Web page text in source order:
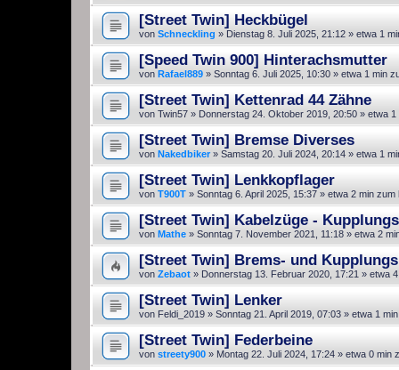
[Street Twin] Heckbügel
von Schneckling » Dienstag 8. Juli 2025, 21:12 » etwa 1
[Speed Twin 900] Hinterachsmutter
von Rafael889 » Sonntag 6. Juli 2025, 10:30 » etwa 1 min
[Street Twin] Kettenrad 44 Zähne
von Twin57 » Donnerstag 24. Oktober 2019, 20:50 » etwa 1
[Street Twin] Bremse Diverses
von Nakedbiker» Samstag 20. Juli 2024, 20:14 » etwa 1
[Street Twin] Lenkkopflager
von T900T » Sonntag 6. April 2025, 15:37 » etwa 2 min zum
[Street Twin] Kabelzüge -
von Mathe » Sonntag 7. November 2021, 11:18 » etwa 2
[Street Twin] Brems- und
von Zebaot » Donnerstag 13. Februar 2020, 17:21 » etwa
[Street Twin] Lenker
von Feldi_2019 » Sonntag 21. April 2019, 07:03 » etwa 1
[Street Twin] Federbeine
von streety900 » Montag 22. Juli 2024, 17:24 » etwa 0 min